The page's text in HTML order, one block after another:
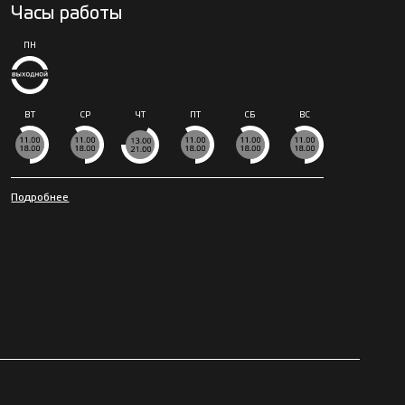
Часы работы
ПН
ВТ СР ЧТ СБ ВС
Подробнее